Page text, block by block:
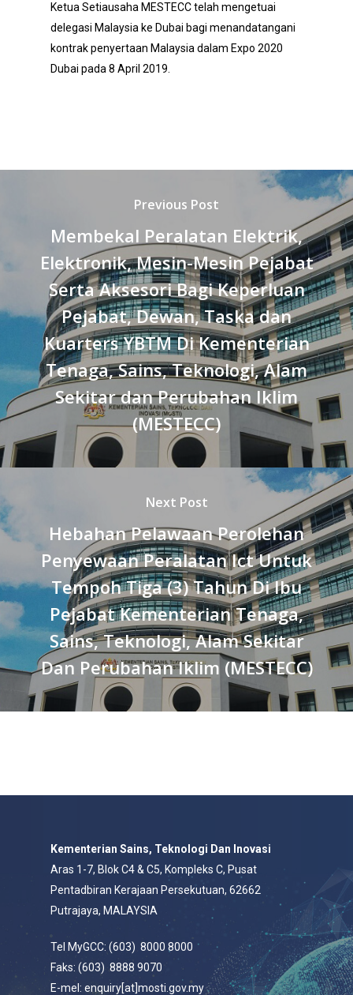
Ketua Setiausaha MESTECC telah mengetuai
delegasi Malaysia ke Dubai bagi menandatangani
kontrak penyertaan Malaysia dalam Expo 2020
Dubai pada 8 April 2019.
Previous Post
Membekal Peralatan Elektrik,
Elektronik, Mesin-Mesin Pejabat
Serta Aksesori Bagi Keperluan
Pejabat, Dewan, Taska dan
Kuarters YBTM Di Kementerian
Tenaga, Sains, Teknologi, Alam
Sekitar dan Perubahan Iklim
(MESTECC)
Next Post
Hebahan Pelawaan Perolehan
Penyewaan Peralatan Ict Untuk
Tempoh Tiga (3) Tahun Di Ibu
Pejabat Kementerian Tenaga,
Sains, Teknologi, Alam Sekitar
Dan Perubahan Iklim (MESTECC)
Kementerian Sains, Teknologi Dan Inovasi
Aras 1-7, Blok C4 & C5, Kompleks C, Pusat
Pentadbiran Kerajaan Persekutuan, 62662
Putrajaya, MALAYSIA
Tel MyGCC: (603) 8000 8000
Faks: (603) 8888 9070
E-mel: enquiry[at]mosti.gov.my